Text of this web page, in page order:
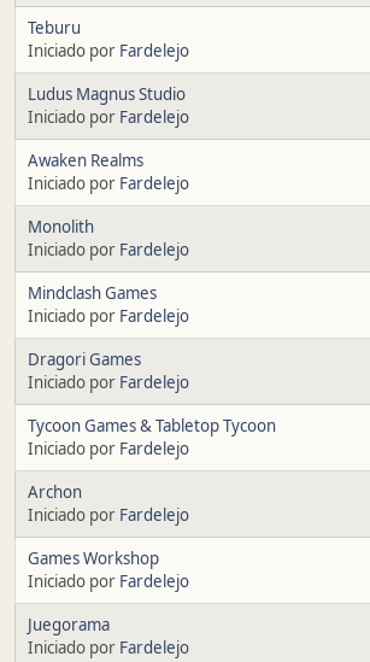
Teburu
Iniciado por Fardelejo
Ludus Magnus Studio
Iniciado por Fardelejo
Awaken Realms
Iniciado por Fardelejo
Monolith
Iniciado por Fardelejo
Mindclash Games
Iniciado por Fardelejo
Dragori Games
Iniciado por Fardelejo
Tycoon Games & Tabletop Tycoon
Iniciado por Fardelejo
Archon
Iniciado por Fardelejo
Games Workshop
Iniciado por Fardelejo
Juegorama
Iniciado por Fardelejo